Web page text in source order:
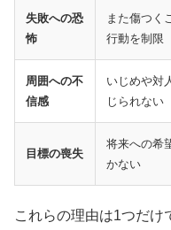
失敗への恐
怖
また傷つく
行動を制限
周囲への不
信感
いじめや対
じられない
目標の喪失
将来への希
かない
これらの理由は1つだけ